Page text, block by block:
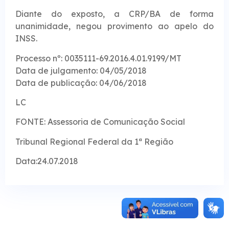
Diante do exposto, a CRP/BA de forma
unanimidade, negou provimento ao apelo do
INSS.
Processo nº: 0035111-69.2016.4.01.9199/MT
Data de julgamento: 04/05/2018
Data de publicação: 04/06/2018
LC
FONTE: Assessoria de Comunicação Social
Tribunal Regional Federal da 1ª Região
Data:24.07.2018